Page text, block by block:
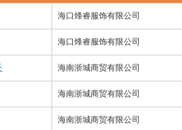
海口烽睿服饰有限公司
海口烽睿服饰有限公司
海南浙城商贸有限公司
海南浙城商贸有限公司
海南浙城商贸有限公司